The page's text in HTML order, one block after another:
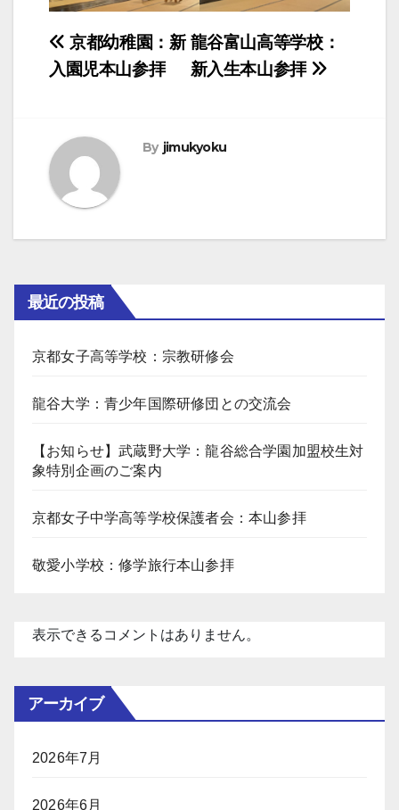
投
稿
ビ
ゲ
ー
シ
ン
龍谷富山高等学校：
新入生本山参拝
京都幼稚園：新
入園児本山参拝
By jimukyoku
最近の投稿
京都女子高等学校：宗教研修会
龍谷大学：青少年国際研修団との交流会
【お知らせ】武蔵野大学：龍谷総合学園加盟校生対
象特別企画のご案内
京都女子中学高等学校保護者会：本山参拝
敬愛小学校：修学旅行本山参拝
表示できるコメントはありません。
アーカイブ
2026年7月
2026年6月